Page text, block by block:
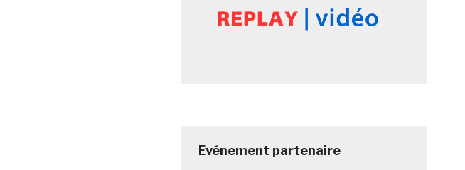
Evénement partenaire